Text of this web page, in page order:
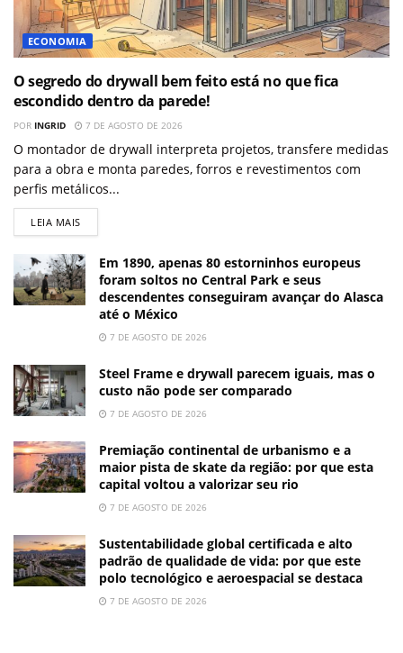
ECONOMIA
O segredo do drywall bem feito está no que fica
escondido dentro da parede!
POR INGRID 7 DE AGOSTO DE 2026
O montador de drywall interpreta projetos, transfere medidas
para a obra e monta paredes, forros e revestimentos com
perfis metálicos...
LEIA MAIS
Em 1890, apenas 80 estorninhos europeus
foram soltos no Central Park e seus
descendentes conseguiram avançar do Alasca
até o México
7 DE AGOSTO DE 2026
Steel Frame e drywall parecem iguais, mas o
custo não pode ser comparado
7 DE AGOSTO DE 2026
Premiação continental de urbanismo e a
maior pista de skate da região: por que esta
capital voltou a valorizar seu rio
7 DE AGOSTO DE 2026
Sustentabilidade global certificada e alto
padrão de qualidade de vida: por que este
polo tecnológico e aeroespacial se destaca
7 DE AGOSTO DE 2026